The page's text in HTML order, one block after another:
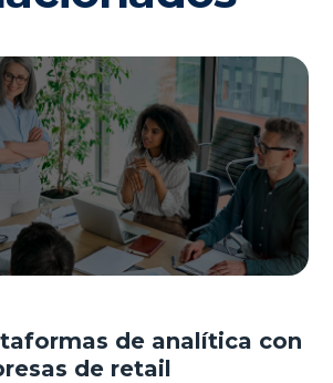
de analítica con
de retail